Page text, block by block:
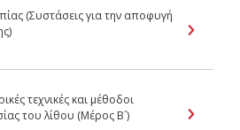
(Συστάσεις για την αποφυγή
τεχνικές και μέθοδοι
του λίθου (Μέρος Β´)